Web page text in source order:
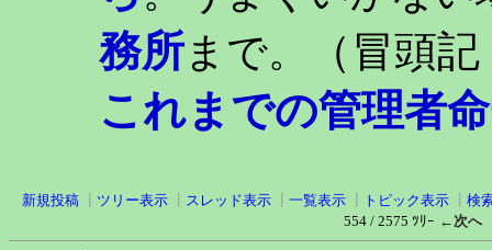
務所まで。 （冒
これまでの管理者
新規投稿 ツリー表示 スレッド表示 一覧表示 トピック表示
検
554 / 2575 ﾂﾘｰ ←次へ